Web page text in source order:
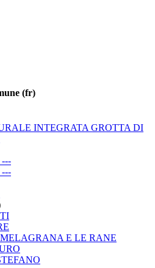
(fr)
INTEGRATA GROTTA DI
---
---
E LE RANE